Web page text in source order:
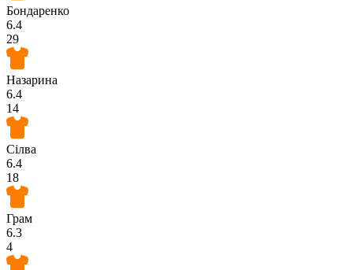
Бондаренко
6.4
29
Назарина
6.4
14
Сілва
6.4
18
Грам
6.3
4